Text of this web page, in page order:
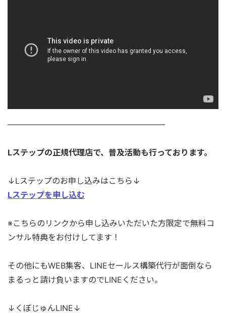
———————————————————–
Lステップの正規代理店で、普及活動も行っております。
↓Lステップのお申し込みはこちら↓
Lステップを申し込む
※こちらのリンクから申し込みいただいた方限定で無料コ
ンサル特典をお付けしてます！
その他にもWEB集客、LINEセールス構築代行が面倒なら
まるっと請け負いますのでLINEください。
↓くぼじゅんLINE↓